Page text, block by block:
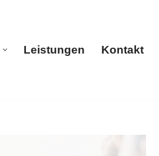
Leistungen Kontakt